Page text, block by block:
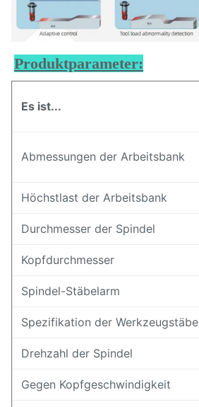
Produktparameter:
Es ist...
Abmessungen der Arbeitsbank
Höchstlast der Arbeitsbank
Durchmesser der Spindel
Kopfdurchmesser
Spindel-Stäbelarm
Spezifikation der Werkzeugstäbe
Drehzahl der Spindel
Gegen Kopfgeschwindigkeit